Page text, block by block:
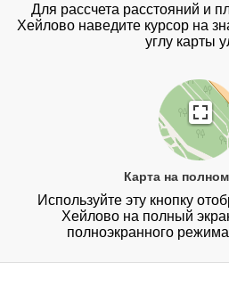
Для рассчета расстояний и
Хейлово наведите курсор на
углу карты
Карта на
Используйте эту кнопку
Хейлово на полный
полноэкранного